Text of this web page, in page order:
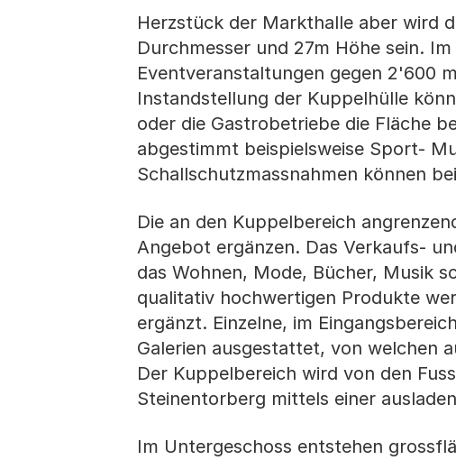
Herzstück der Markthalle aber wird
Durchmesser und 27m Höhe sein.
Eventveranstaltungen gegen 2'600
Instandstellung der Kuppelhülle
oder die Gastrobetriebe die Fläche
abgestimmt beispielsweise Sport-
Schallschutzmassnahmen können
Die an den Kuppelbereich
Angebot ergänzen. Das Verkaufs-
das Wohnen, Mode, Bücher, Musik
qualitativ hochwertigen Produkte
ergänzt. Einzelne, im
Galerien ausgestattet, von welchen
Der Kuppelbereich wird von den
Steinentorberg mittels einer
Im Untergeschoss entstehen